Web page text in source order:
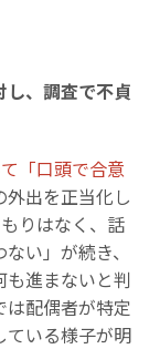
し、調査で不貞
「口頭で合意
外出を正当化し
りはなく、話
い」が続き、
進まないと判
配偶者が特定
ている様子が明